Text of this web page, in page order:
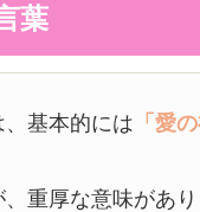
葉
基本的には 「愛
重厚な意味があり